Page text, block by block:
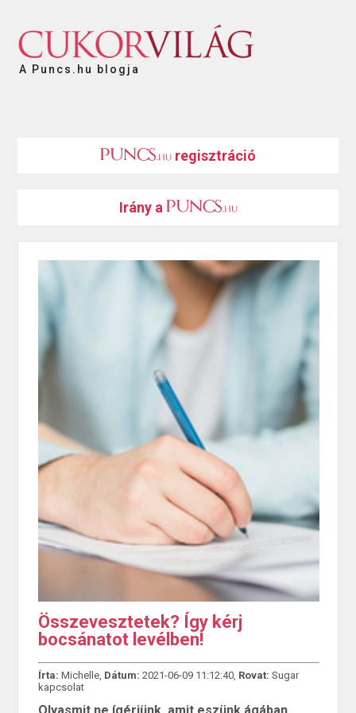
A Puncs.hu blogja
regisztráció
Irány a
Összevesztetek? Így kérj
bocsánatot levélben!
Írta: Michelle, Dátum: 2021-06-09 11:12:40, Rovat: Sugar
kapcsolat